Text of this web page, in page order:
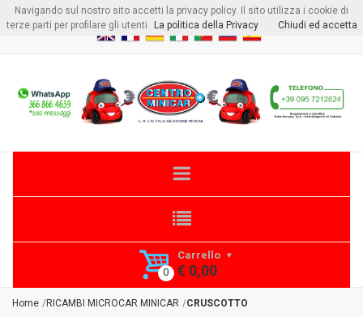
Benvenuto visitoreLogin oRegistrati
Carrello
€ 0,00
Home RICAMBI MICROCAR MINICAR CRUSCOTTO
Navigando sul nostro sito accetti la privacy policy. Il sito utilizza i cookie di
terze parti per profilare gli utenti
La politica della Privacy Chiudi ed accetta